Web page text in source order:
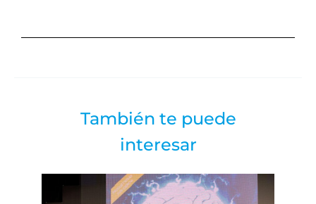
También te puede
interesar